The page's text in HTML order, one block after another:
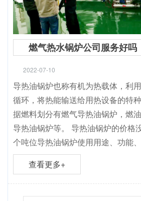
燃气热水锅炉公司服务好吗
2022-07-10
导热油锅炉也称有机为热载体，利
循环，将热能输送给用热设备的特
据燃料划分有燃气导热油锅炉，燃
导热油锅炉等。 导热油锅炉的价格
个吨位导热油锅炉使用用途、功能
查看更多+